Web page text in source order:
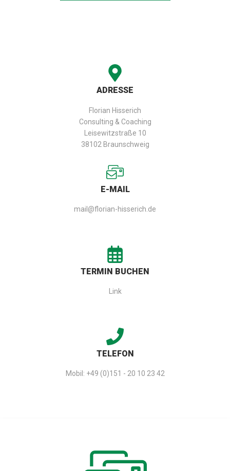
ADRESSE
Florian Hisserich
Consulting & Coaching
Leisewitzstraße 10
38102 Braunschweig
E-MAIL
mail@florian-hisserich.de
TERMIN BUCHEN
Link
TELEFON
Mobil: +49 (0)151 - 20 10 23 42